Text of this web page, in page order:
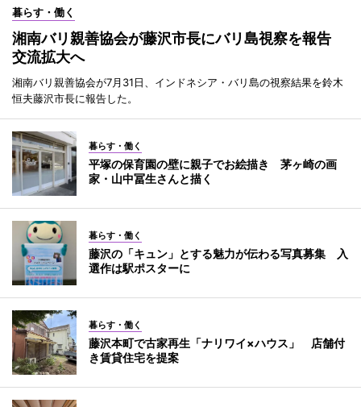
暮らす・働く
湘南バリ親善協会が藤沢市長にバリ島視察を報告
交流拡大へ
湘南バリ親善協会が7月31日、インドネシア・バリ島の視察結果を鈴木
恒夫藤沢市長に報告した。
暮らす・働く
平塚の保育園の壁に親子でお絵描き 茅ヶ崎の画
家・山中冨生さんと描く
暮らす・働く
藤沢の「キュン」とする魅力が伝わる写真募集 入
選作は駅ポスターに
暮らす・働く
藤沢本町で古家再生「ナリワイ×ハウス」 店舗付
き賃貸住宅を提案